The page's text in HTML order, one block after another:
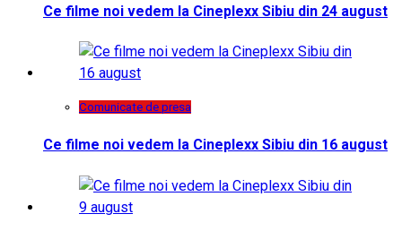
Ce filme noi vedem la Cineplexx Sibiu din 24 august
Comunicate de presa
Ce filme noi vedem la Cineplexx Sibiu din 16 august